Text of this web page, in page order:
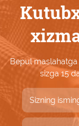
Bepul
sizga 15